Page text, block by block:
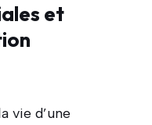
et
vie d’une